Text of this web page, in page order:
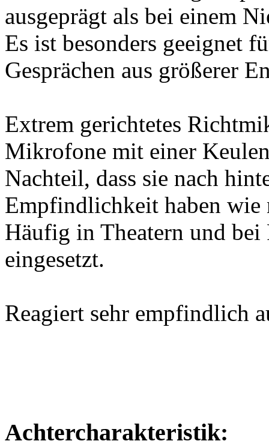
ausgeprägt als bei einem
Es ist besonders geeignet
Gesprächen aus größerer
Extrem gerichtetes
Mikrofone mit einer
Nachteil, dass sie nach
Empfindlichkeit haben wie
Häufig in Theatern und
eingesetzt.
Reagiert sehr empfindlich
Achtercharakteristik: